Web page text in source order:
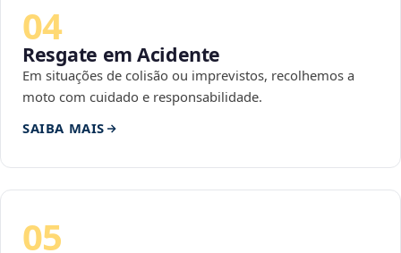
04
Resgate em Acidente
Em situações de colisão ou imprevistos, recolhemos a
moto com cuidado e responsabilidade.
SAIBA MAIS
05